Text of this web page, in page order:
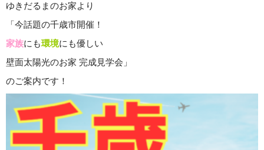
ゆきだるまのお家より
「今話題の千歳市開催！
家族にも環境にも優しい
壁面太陽光のお家 完成見学会」
のご案内です！